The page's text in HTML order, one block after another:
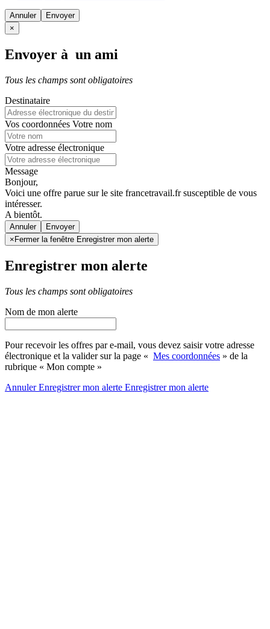
Annuler
×
Envoyer à un ami
Tous les champs sont obligatoires
Destinataire
Vos coordonnées Votre nom
Votre adresse électronique
Message
Bonjour,
Voici une offre parue sur le site francetravail.fr susceptible de vous
intéresser.
A bientôt.
Annuler
× Fermer la fenêtre Enregistrer mon alerte
Enregistrer mon alerte
Tous les champs sont obligatoires
Nom de mon alerte
Pour recevoir les offres par e-mail, vous devez saisir votre adresse
électronique et la valider sur la page « Mes coordonnées » de la
rubrique « Mon compte »
AnnulerEnregistrer mon alerte Enregistrermon alerte